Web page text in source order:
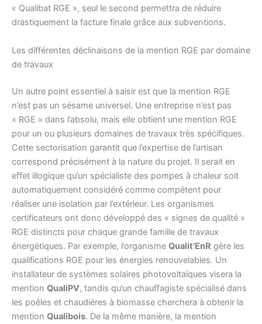
« Qualibat RGE », seul le second permettra de réduire
drastiquement la facture finale grâce aux subventions.
Les différentes déclinaisons de la mention RGE par domaine
de travaux
Un autre point essentiel à saisir est que la mention RGE
n’est pas un sésame universel. Une entreprise n’est pas
« RGE » dans l’absolu, mais elle obtient une mention RGE
pour un ou plusieurs domaines de travaux très spécifiques.
Cette sectorisation garantit que l’expertise de l’artisan
correspond précisément à la nature du projet. Il serait en
effet illogique qu’un spécialiste des pompes à chaleur soit
automatiquement considéré comme compétent pour
réaliser une isolation par l’extérieur. Les organismes
certificateurs ont donc développé des « signes de qualité »
RGE distincts pour chaque grande famille de travaux
énergétiques. Par exemple, l’organisme Qualit’EnR gère les
qualifications RGE pour les énergies renouvelables. Un
installateur de systèmes solaires photovoltaïques visera la
mention QualiPV, tandis qu’un chauffagiste spécialisé dans
les poêles et chaudières à biomasse cherchera à obtenir la
mention Qualibois. De la même manière, la mention